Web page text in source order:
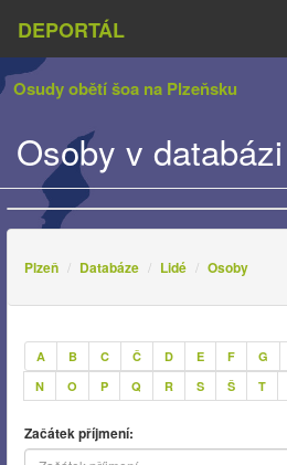
DEPORTÁL
Osudy obětí šoa na Plzeňsku
Osoby v databázi
Plzeň Databáze Lidé Osoby
A B C Č D E F G
N
O P Q R S Š T
Začátek příjmení: